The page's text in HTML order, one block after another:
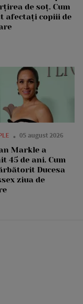
de soț. Cum
afectați copiii de
05 august 2026
Markle a
45 de ani. Cum
Ducesa
ziua de